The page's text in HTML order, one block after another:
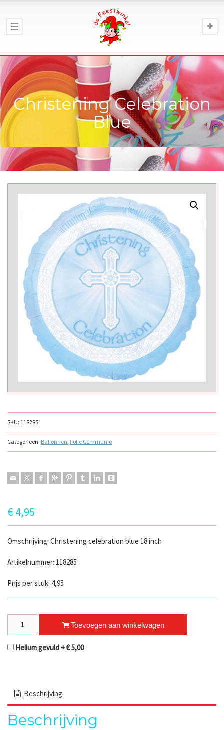
Christening Celebration
Blue
SKU: 118285
Categorieën: Ballonnen, Folie Communie
€4,95
Omschrijving: Christening celebration blue 18 inch
Artikelnummer: 118285
Prijs per stuk: 4,95
Christening Celebration Blue quantity
Toevoegen aan winkelwagen
Helium gevuld +€5,00
Beschrijving
Beschrijving